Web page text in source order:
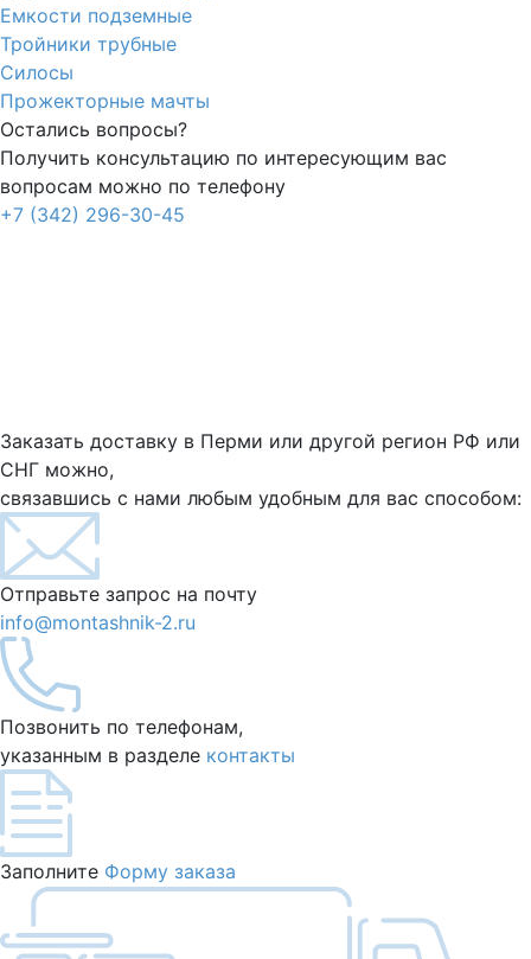
Емкости подземные
Тройники трубные
Силосы
Прожекторные мачты
Остались вопросы?
Получить консультацию по интересующим вас
вопросам можно по телефону
+7 (342) 296-30-45
Заказать доставку в Перми или другой регион РФ или
СНГ можно,
связавшись с нами любым удобным для вас способом:
Отправьте запрос на почту
info@montashnik-2.ru
Позвонить по телефонам,
указанным в разделе контакты
Заполните Форму заказа